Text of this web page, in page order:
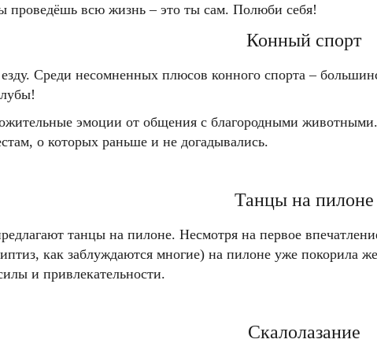
проведёшь всю жизнь – это ты сам. Полюби себя!
Конный спорт
Среди несомненных плюсов конного спорта –
эмоции от общения с благородными
о которых раньше и не догадывались.
Танцы на пилоне
танцы на пилоне. Несмотря на первое
как заблуждаются многие) на пилоне уже покорила
и привлекательности.
Скалолазание